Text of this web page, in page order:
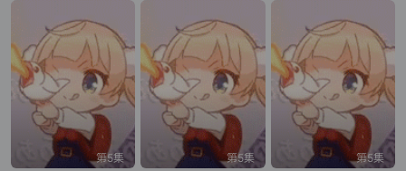
第5集 第5集 第5集